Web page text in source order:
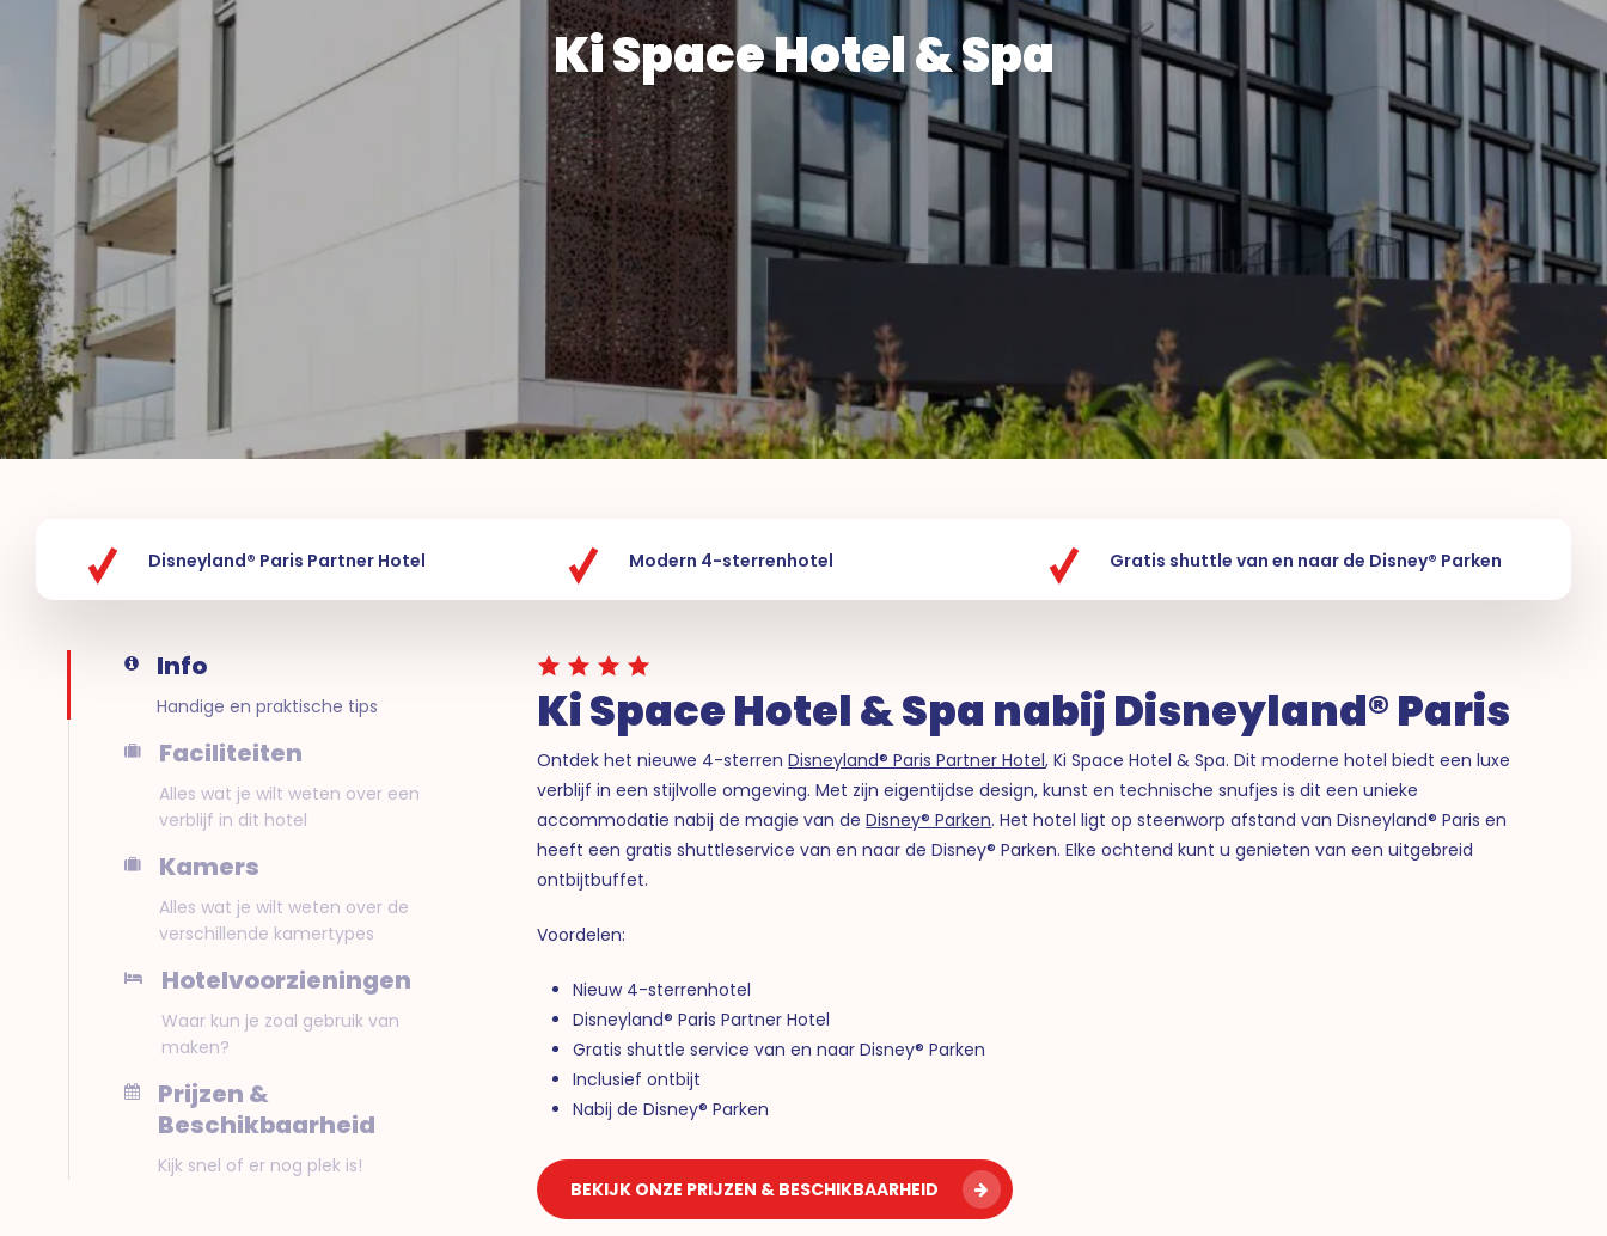
Ki Space Hotel & Spa
Disneyland® Paris Partner Hotel Modern 4-sterrenhotel Gratis shuttle van en naar de Disney® Parken
Info
Handige en praktische tips
Faciliteiten
Alles wat je wilt weten over een
verblijf in dit hotel
Kamers
Alles wat je wilt weten over de
verschillende kamertypes
Hotelvoorzieningen
Waar kun je zoal gebruik van
maken?
Prijzen &
Beschikbaarheid
Kijk snel of er nog plek is!
Ki Space Hotel & Spa nabij Disneyland® Paris
Ontdek het nieuwe 4-sterrenDisneyland® Paris Partner Hotel, Ki Space Hotel & Spa. Dit moderne hotel biedt een luxe
verblijf in een stijlvolle omgeving. Met zijn eigentijdse design, kunst en technische snufjes is dit een unieke
accommodatie nabij de magie van deDisney® Parken. Het hotel ligt op steenworp afstand van Disneyland® Paris en
heeft een gratis shuttleservice van en naar de Disney® Parken. Elke ochtend kunt u genieten van een uitgebreid
ontbijtbuffet.
Voordelen:
Nieuw 4-sterrenhotel
Disneyland® Paris Partner Hotel
Gratis shuttle service van en naar Disney® Parken
Inclusief ontbijt
Nabij de Disney® Parken
BEKIJK ONZE PRIJZEN & BESCHIKBAARHEID